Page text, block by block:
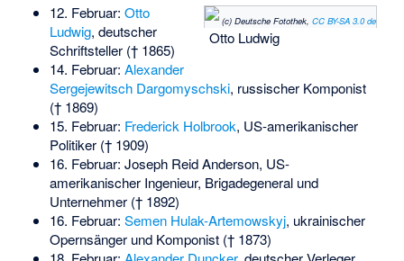
(c) Deutsche Fotothek‎, CC BY-SA 3.0 de
Otto Ludwig
12. Februar: Otto
Ludwig, deutscher
Schriftsteller († 1865)
14. Februar: Alexander
Sergejewitsch Dargomyschski, russischer Komponist
(† 1869)
15. Februar: Frederick Holbrook, US-amerikanischer
Politiker († 1909)
16. Februar: Joseph Reid Anderson, US-
amerikanischer Ingenieur, Brigadegeneral und
Unternehmer († 1892)
16. Februar: Semen Hulak-Artemowskyj, ukrainischer
Opernsänger und Komponist († 1873)